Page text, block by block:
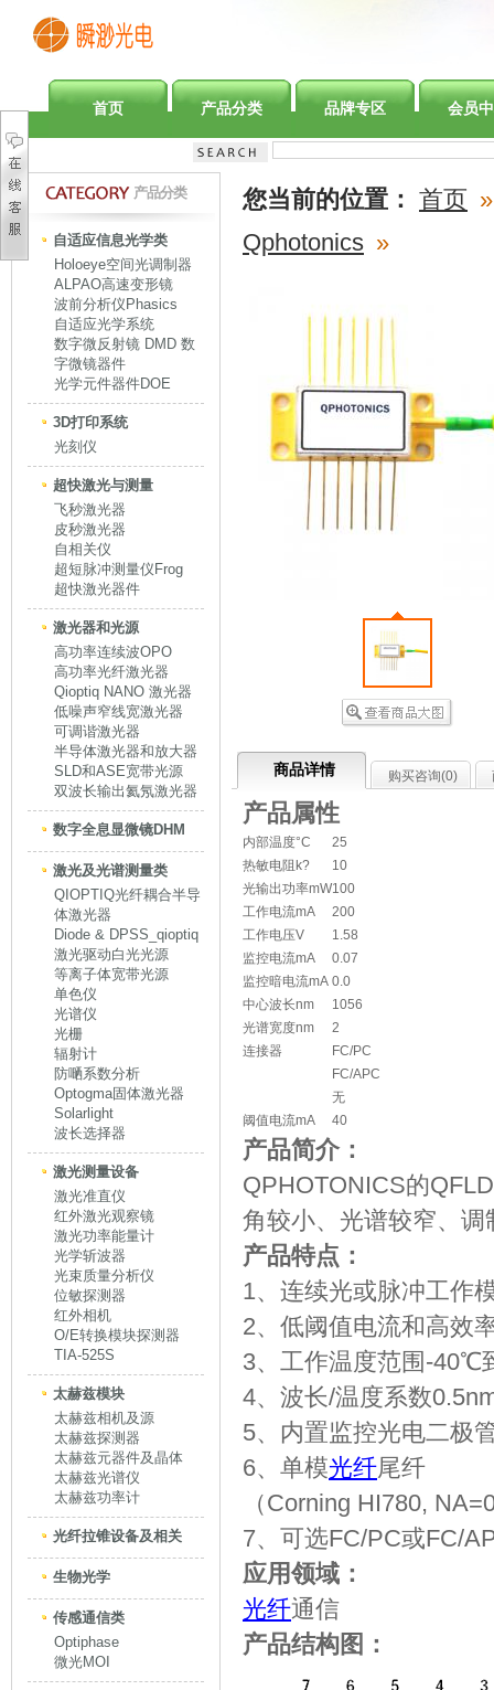
首页 产品分类 品牌专区 会员
产品分类
自适应信息光学类
Holoeye空间光调制器
ALPAO高速变形镜
波前分析仪Phasics
自适应光学系统
数字微反射镜 DMD 数
字微镜器件
光学元件器件DOE
3D打印系统
光刻仪
超快激光与测量
飞秒激光器
皮秒激光器
自相关仪
超短脉冲测量仪Frog
超快激光器件
激光器和光源
高功率连续波OPO
高功率光纤激光器
Qioptiq NANO 激光器
低噪声窄线宽激光器
可调谐激光器
半导体激光器和放大器
SLD和ASE宽带光源
双波长输出氦氖激光器
数字全息显微镜DHM
激光及光谱测量类
QIOPTIQ光纤耦合半导
体激光器
Diode & DPSS_qioptiq
激光驱动白光光源
等离子体宽带光源
单色仪
光谱仪
光栅
辐射计
防嗮系数分析
Optogma固体激光器
Solarlight
波长选择器
激光测量设备
激光准直仪
红外激光观察镜
激光功率能量计
光学斩波器
光束质量分析仪
位敏探测器
红外相机
O/E转换模块探测器
TIA-525S
太赫兹模块
太赫兹相机及源
太赫兹探测器
太赫兹元器件及晶体
太赫兹光谱仪
太赫兹功率计
光纤拉锥设备及相关
生物光学
传感通信类
Optiphase
微光MOI
您当前的位置： 首页 »
Qphotonics »
商品详情 购买咨询(0)
产品属性
内部温度°C
25
热敏电阻k?
10
光输出功率mW100
工作电流mA
200
工作电压V
1.58
监控电流mA
0.07
监控暗电流mA 0.0
中心波长nm
1056
光谱宽度nm
2
连接器
FC/PC
FC/APC
无
阈值电流mA
40
产品简介：
QPHOTONICS的
角较小、光谱较窄、
产品特点：
1、连续光或脉冲工作
2、低阈值电流和高效
3、工作温度范围-40℃
4、波长/温度系数
5、内置监控光电二极
6、单模光纤尾纤
（Corning HI780,
7、可选FC/PC或FC/
应用领域：
光纤通信
产品结构图：